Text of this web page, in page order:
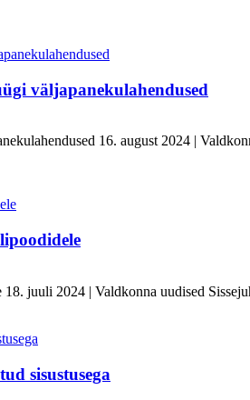
väljapanekulahendused
16. august 2024 |
juuli 2024 | Valdkonna uudised
sisustusega